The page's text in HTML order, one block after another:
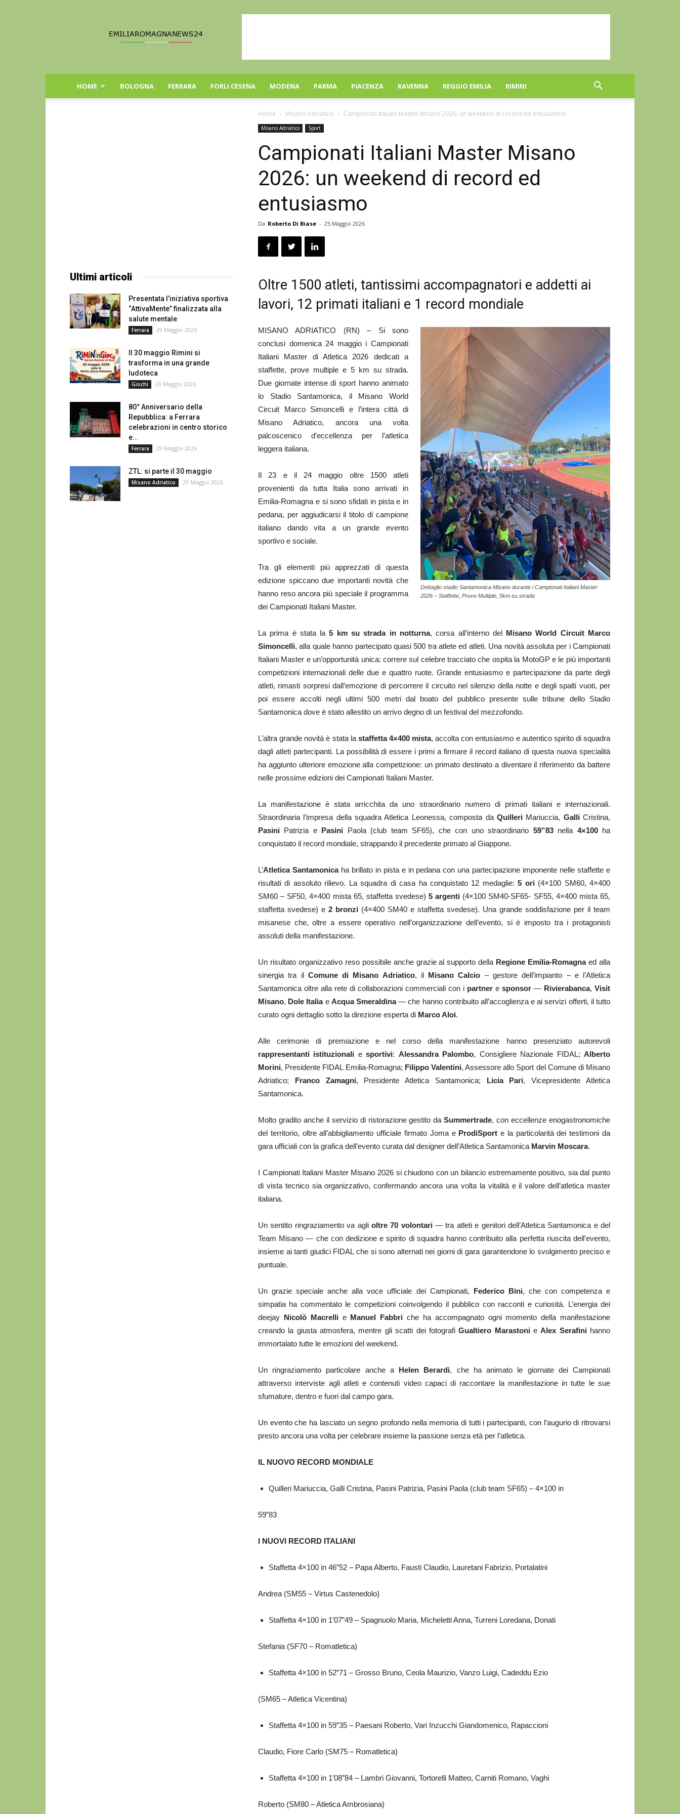
Romagna
HOME BOLOGNA FERRARA FORLI CESENA MODENA PARMA PIACENZA RAVENNA REGGIO EMILIA RIMINI
Home Misano Adriatico Campionati Italiani Master Misano 2026: un weekend di record ed entusiasmo
Misano Adriatico Sport
Campionati Italiani Master Misano
2026: un weekend di record ed
entusiasmo
Da Roberto Di Biase - 25 Maggio 2026
Oltre 1500 atleti, tantissimi accompagnatori e addetti ai
lavori, 12 primati italiani e 1 record mondiale
Dettaglio stadio Santamonica Misano durante i Campionati Italiani Master
2026 – Staffette, Prove Multiple, 5km su strada
MISANO ADRIATICO (RN) – Si sono
conclusi domenica 24 maggio i Campionati
Italiani Master di Atletica 2026 dedicati a
staffette, prove multiple e 5 km su strada.
Due giornate intense di sport hanno animato
lo Stadio Santamonica, il Misano World
Circuit Marco Simoncelli e l’intera città di
Misano Adriatico, ancora una volta
palcoscenico d’eccellenza per l’atletica
leggera italiana.
Il 23 e il 24 maggio oltre 1500 atleti
provenienti da tutta Italia sono arrivati in
Emilia-Romagna e si sono sfidati in pista e in
pedana, per aggiudicarsi il titolo di campione
italiano dando vita a un grande evento
sportivo e sociale.
Tra gli elementi più apprezzati di questa
edizione spiccano due importanti novità che
hanno reso ancora più speciale il programma
dei Campionati Italiani Master.
La prima è stata la5 km su strada in notturna, corsa all’interno del Misano World Circuit Marco
Simoncelli, alla quale hanno partecipato quasi 500 tra atlete ed atleti. Una novità assoluta per i Campionati
Italiani Master e un’opportunità unica: correre sul celebre tracciato che ospita la MotoGP e le più importanti
competizioni internazionali delle due e quattro ruote. Grande entusiasmo e partecipazione da parte degli
atleti, rimasti sorpresi dall’emozione di percorrere il circuito nel silenzio della notte e degli spalti vuoti, per
poi essere accolti negli ultimi 500 metri dal boato del pubblico presente sulle tribune dello Stadio
Santamonica dove è stato allestito un arrivo degno di un festival del mezzofondo.
L’altra grande novità è stata la staffetta 4×400 mista, accolta con entusiasmo e autentico spirito di squadra
dagli atleti partecipanti. La possibilità di essere i primi a firmare il record italiano di questa nuova specialità
ha aggiunto ulteriore emozione alla competizione: un primato destinato a diventare il riferimento da battere
nelle prossime edizioni dei Campionati Italiani Master.
La manifestazione è stata arricchita da uno straordinario numero di primati italiani e internazionali.
Straordinaria l’impresa della squadra Atletica Leonessa, composta da Quilleri Mariuccia, GalliCristina,
Pasini Patrizia e Pasini Paola (club team SF65), che con uno straordinario 59”83nella 4×100ha
conquistato il record mondiale, strappando il precedente primato al Giappone.
L’Atletica Santamonicaha brillato in pista e in pedana con una partecipazione imponente nelle staffette e
risultati di assoluto rilievo. La squadra di casa ha conquistato 12 medaglie:5 ori(4×100 SM60, 4×400
SM60 – SF50, 4×400 mista 65, staffetta svedese)5 argenti (4×100 SM40-SF65- SF55, 4×400 mista 65,
staffetta svedese) e 2 bronzi (4×400 SM40 e staffetta svedese). Una grande soddisfazione per il team
misanese che, oltre a essere operativo nell’organizzazione dell’evento, si è imposto tra i protagonisti
assoluti della manifestazione.
Un risultato organizzativo reso possibile anche grazie al supporto della Regione Emilia-Romagnaed alla
sinergia tra il Comune di Misano Adriatico, il Misano Calcio – gestore dell’impianto – e l’Atletica
Santamonica oltre alla rete di collaborazioni commerciali con i partner e sponsor — Rivierabanca, Visit
Misano, Dole Italiae Acqua Smeraldina— che hanno contribuito all’accoglienza e ai servizi offerti, il tutto
curato ogni dettaglio sotto la direzione esperta di Marco Aloi.
Alle cerimonie di premiazione e nel corso della manifestazione hanno presenziato autorevoli
rappresentanti istituzionali esportivi: Alessandra Palombo, Consigliere Nazionale FIDAL;Alberto
Morini, Presidente FIDAL Emilia-Romagna; Filippo Valentini, Assessore allo Sport del Comune di Misano
Adriatico; Franco Zamagni, Presidente Atletica Santamonica; Licia Pari, Vicepresidente Atletica
Santamonica.
Molto gradito anche il servizio di ristorazione gestito daSummertrade, con eccellenze enogastronomiche
del territorio, oltre all’abbigliamento ufficiale firmato Joma e ProdiSport e la particolarità dei testimoni da
gara ufficiali con la grafica dell’evento curata dal designer dell’Atletica Santamonica Marvin Moscara.
I Campionati Italiani Master Misano 2026 si chiudono con un bilancio estremamente positivo, sia dal punto
di vista tecnico sia organizzativo, confermando ancora una volta la vitalità e il valore dell’atletica master
italiana.
Un sentito ringraziamento va agli oltre 70 volontari— tra atleti e genitori dell’Atletica Santamonica e del
Team Misano — che con dedizione e spirito di squadra hanno contribuito alla perfetta riuscita dell’evento,
insieme ai tanti giudici FIDAL che si sono alternati nei giorni di gara garantendone lo svolgimento preciso e
puntuale.
Un grazie speciale anche alla voce ufficiale dei Campionati, Federico Bini, che con competenza e
simpatia ha commentato le competizioni coinvolgendo il pubblico con racconti e curiosità. L’energia dei
deejay Nicolò Macrellie Manuel Fabbri che ha accompagnato ogni momento della manifestazione
creando la giusta atmosfera, mentre gli scatti dei fotografiGualtiero MarastonieAlex Serafinihanno
immortalato tutte le emozioni del weekend.
Un ringraziamento particolare anche a Helen Berardi, che ha animato le giornate dei Campionati
attraverso interviste agli atleti e contenuti video capaci di raccontare la manifestazione in tutte le sue
sfumature, dentro e fuori dal campo gara.
Un evento che ha lasciato un segno profondo nella memoria di tutti i partecipanti, con l’augurio di ritrovarsi
presto ancora una volta per celebrare insieme la passione senza età per l’atletica.
IL NUOVO RECORD MONDIALE
Quilleri Mariuccia, Galli Cristina, Pasini Patrizia, Pasini Paola (club team SF65) – 4×100 in
59”83
I NUOVI RECORD ITALIANI
Staffetta 4×100 in 46”52 – Papa Alberto, Fausti Claudio, Lauretani Fabrizio, Portalatini
Andrea (SM55 – Virtus Castenedolo)
Staffetta 4×100 in 1’07”49 – Spagnuolo Maria, Micheletti Anna, Turreni Loredana, Donati
Stefania (SF70 – Romatletica)
Staffetta 4×100 in 52”71 – Grosso Bruno, Ceola Maurizio, Vanzo Luigi, Cadeddu Ezio
(SM65 – Atletica Vicentina)
Staffetta 4×100 in 59”35 – Paesani Roberto, Vari Inzucchi Giandomenico, Rapaccioni
Claudio, Fiore Carlo (SM75 – Romatletica)
Staffetta 4×100 in 1’08”84 – Lambri Giovanni, Tortorelli Matteo, Carniti Romano, Vaghi
Roberto (SM80 – Atletica Ambrosiana)
Ultimi articoli
Presentata l’iniziativa sportiva
“AttivaMente” finalizzata alla
salute mentale
Ferrara 29 Maggio 2026
Il 30 maggio Rimini si
trasforma in una grande
ludoteca
Giochi 29 Maggio 2026
80° Anniversario della
Repubblica: a Ferrara
celebrazioni in centro storico
e...
Ferrara 29 Maggio 2026
ZTL: si parte il 30 maggio
Misano Adriatico 29 Maggio 2026